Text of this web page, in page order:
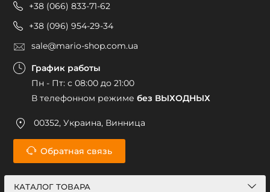
+38 (066) 833-71-62
+38 (096) 954-29-34
sale@mario-shop.com.ua
График работы
Пн - Пт: с 08:00 до 21:00
В телефонном режиме без ВЫХОДНЫХ
00352, Украина, Винница
Обратная связь
КАТАЛОГ ТОВАРА